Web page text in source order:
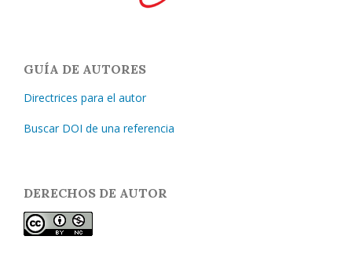
GUÍA DE AUTORES
Directrices para el autor
Buscar DOI de una referencia
DERECHOS DE AUTOR